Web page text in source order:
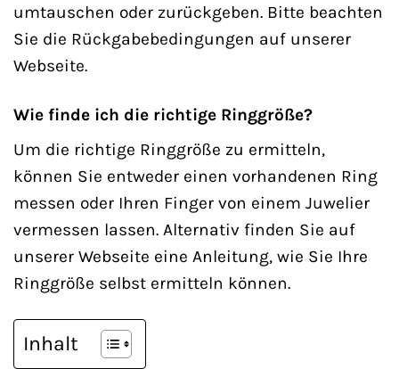
umtauschen oder zurückgeben. Bitte beachten
Sie die Rückgabebedingungen auf unserer
Webseite.
Wie finde ich die richtige Ringgröße?
Um die richtige Ringgröße zu ermitteln,
können Sie entweder einen vorhandenen Ring
messen oder Ihren Finger von einem Juwelier
vermessen lassen. Alternativ finden Sie auf
unserer Webseite eine Anleitung, wie Sie Ihre
Ringgröße selbst ermitteln können.
Inhalt